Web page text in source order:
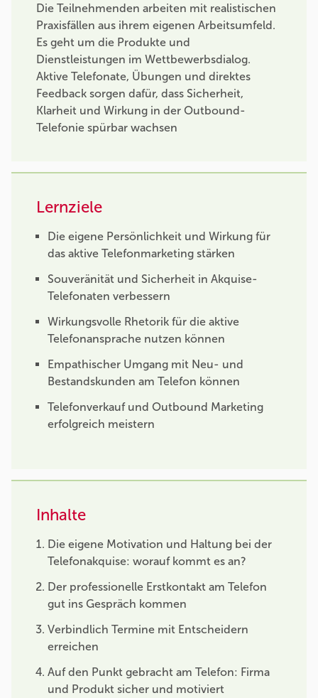
Die Teilnehmenden arbeiten mit realistischen
Praxisfällen aus ihrem eigenen Arbeitsumfeld.
Es geht um die Produkte und
Dienstleistungen im Wettbewerbsdialog.
Aktive Telefonate, Übungen und direktes
Feedback sorgen dafür, dass Sicherheit,
Klarheit und Wirkung in der Outbound-
Telefonie spürbar wachsen
Lernziele
Die eigene Persönlichkeit und Wirkung für
das aktive Telefonmarketing stärken
Souveränität und Sicherheit in Akquise-
Telefonaten verbessern
Wirkungsvolle Rhetorik für die aktive
Telefonansprache nutzen können
Empathischer Umgang mit Neu- und
Bestandskunden am Telefon können
Telefonverkauf und Outbound Marketing
erfolgreich meistern
Inhalte
Die eigene Motivation und Haltung bei der
Telefonakquise: worauf kommt es an?
Der professionelle Erstkontakt am Telefon
gut ins Gespräch kommen
Verbindlich Termine mit Entscheidern
erreichen
Auf den Punkt gebracht am Telefon: Firma
und Produkt sicher und motiviert